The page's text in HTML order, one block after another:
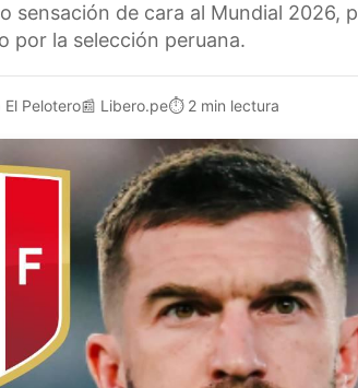
sensación de cara al Mundial 2026,
por la selección peruana.
El Pelotero📰 Libero.pe⏱️ 2 min lectura